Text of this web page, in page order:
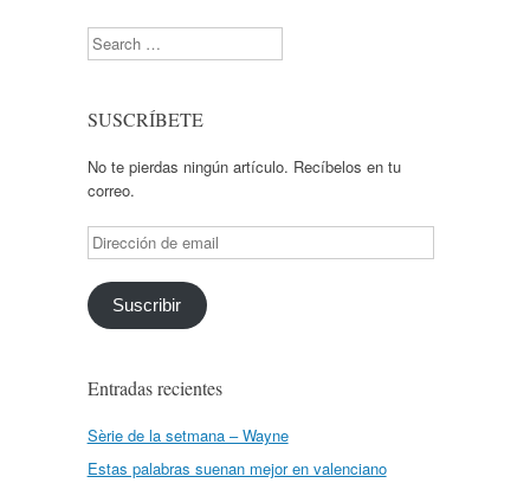
Search
SUSCRÍBETE
No te pierdas ningún artículo. Recíbelos en tu
correo.
Dirección
de
email
Suscribir
Entradas recientes
Sèrie de la setmana – Wayne
Estas palabras suenan mejor en valenciano